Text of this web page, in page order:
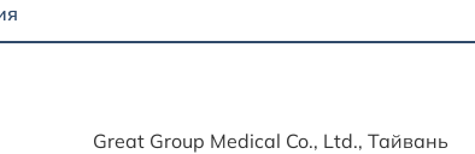
Great Group Medical Co., Ltd., Тайвань